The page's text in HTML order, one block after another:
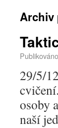
Archiv
Publikováno
29/5/
osoby
naší